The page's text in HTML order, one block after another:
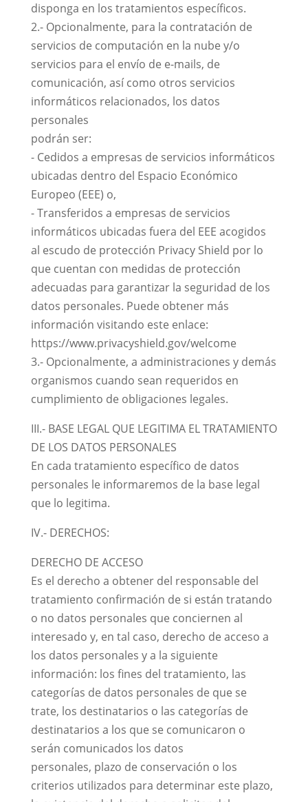
disponga en los tratamientos específicos.
2.- Opcionalmente, para la contratación de
servicios de computación en la nube y/o
servicios para el envío de e-mails, de
comunicación, así como otros servicios
informáticos relacionados, los datos
personales
podrán ser:
- Cedidos a empresas de servicios informáticos
ubicadas dentro del Espacio Económico
Europeo (EEE) o,
- Transferidos a empresas de servicios
informáticos ubicadas fuera del EEE acogidos
al escudo de protección Privacy Shield por lo
que cuentan con medidas de protección
adecuadas para garantizar la seguridad de los
datos personales. Puede obtener más
información visitando este enlace:
https://www.privacyshield.gov/welcome
3.- Opcionalmente, a administraciones y demás
organismos cuando sean requeridos en
cumplimiento de obligaciones legales.
III.- BASE LEGAL QUE LEGITIMA EL TRATAMIENTO
DE LOS DATOS PERSONALES
En cada tratamiento específico de datos
personales le informaremos de la base legal
que lo legitima.
IV.- DERECHOS:
DERECHO DE ACCESO
Es el derecho a obtener del responsable del
tratamiento confirmación de si están tratando
o no datos personales que conciernen al
interesado y, en tal caso, derecho de acceso a
los datos personales y a la siguiente
información: los fines del tratamiento, las
categorías de datos personales de que se
trate, los destinatarios o las categorías de
destinatarios a los que se comunicaron o
serán comunicados los datos
personales, plazo de conservación o los
criterios utilizados para determinar este plazo,